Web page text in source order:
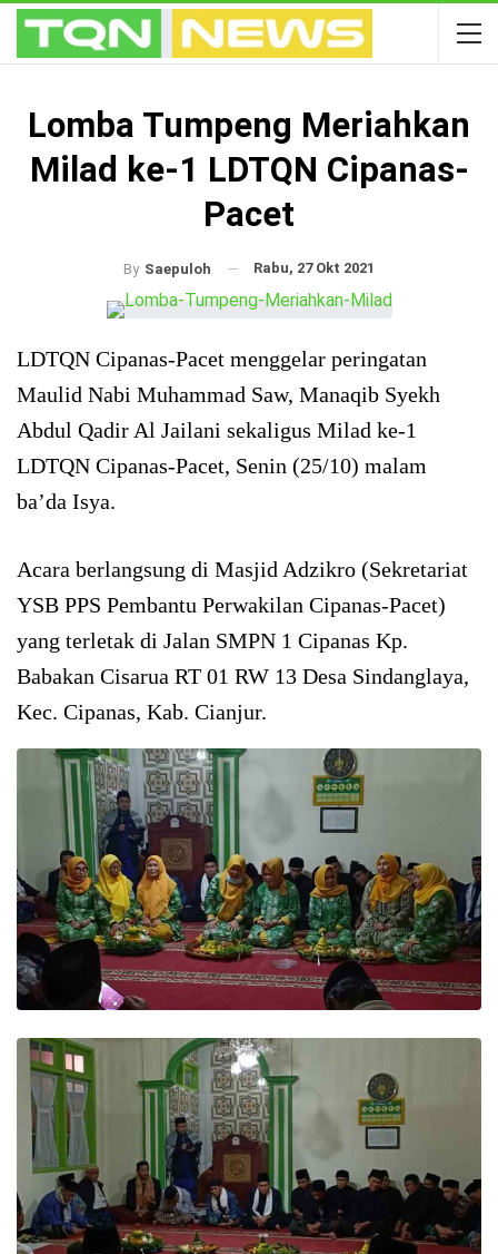
Lomba Tumpeng Meriahkan
Milad ke-1 LDTQN Cipanas-
Pacet
By Saepuloh Rabu, 27 Okt 2021
LDTQN Cipanas-Pacet menggelar peringatan
Maulid Nabi Muhammad Saw, Manaqib Syekh
Abdul Qadir Al Jailani sekaligus Milad ke-1
LDTQN Cipanas-Pacet, Senin (25/10) malam
ba’da Isya.
Acara berlangsung di Masjid Adzikro (Sekretariat
YSB PPS Pembantu Perwakilan Cipanas-Pacet)
yang terletak di Jalan SMPN 1 Cipanas Kp.
Babakan Cisarua RT 01 RW 13 Desa Sindanglaya,
Kec. Cipanas, Kab. Cianjur.